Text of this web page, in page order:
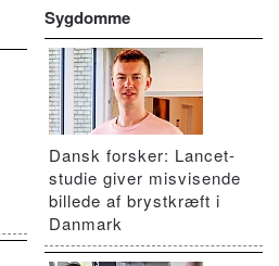
Sygdomme
Dansk forsker: Lancet-
studie giver misvisende
billede af brystkræft i
Danmark